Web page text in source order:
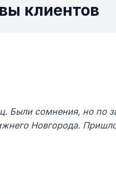
клиентов
Были сомнения, но по
Новгорода.